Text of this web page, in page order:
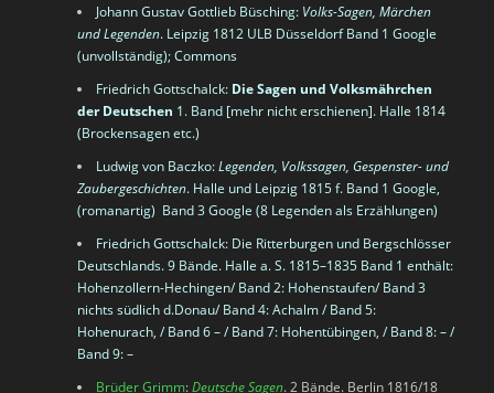
Johann Gustav Gottlieb Büsching: Volks-Sagen, Märchen
und Legenden. Leipzig 1812 ULB DüsseldorfBand 1Google
(unvollständig);Commons
Friedrich Gottschalck: Die Sagen und Volksmährchen
der Deutschen 1. Band [mehr nicht erschienen]. Halle 1814
(Brockensagen etc.)
Ludwig von Baczko:Legenden, Volkssagen, Gespenster- und
Zaubergeschichten. Halle und Leipzig 1815 f. Band 1Google,
(romanartig) Band 3Google (8 Legenden als Erzählungen)
Friedrich Gottschalck: Die Ritterburgen und Bergschlösser
Deutschlands. 9 Bände. Halle a. S. 1815–1835 Band 1 enthält:
Hohenzollern-Hechingen/ Band 2: Hohenstaufen/ Band 3
nichts südlich d.Donau/ Band 4: Achalm / Band 5:
Hohenurach, / Band 6 – / Band 7: Hohentübingen, / Band 8: – /
Band 9: –
Brüder Grimm:Deutsche Sagen. 2 Bände. Berlin 1816/18